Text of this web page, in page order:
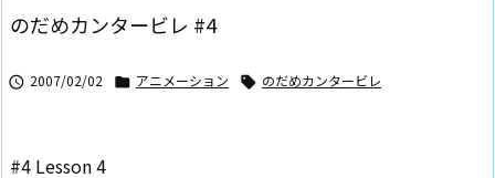
のだめカンタービレ #4
 2007/02/02  アニメーション  のだめカンタービレ
#4 Lesson 4